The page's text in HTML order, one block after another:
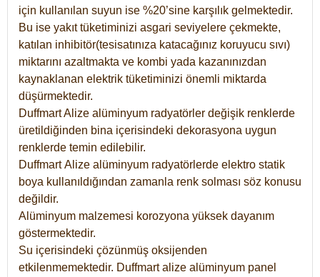
için kullanılan suyun ise %20’sine karşılık gelmektedir.
Bu ise yakıt tüketiminizi asgari seviyelere çekmekte,
katılan inhibitör(tesisatınıza katacağınız koruyucu sıvı)
miktarını azaltmakta ve kombi yada kazanınızdan
kaynaklanan elektrik tüketiminizi önemli miktarda
düşürmektedir.
Duffmart Alize alüminyum radyatörler değişik renklerde
üretildiğinden bina içerisindeki dekorasyona uygun
renklerde temin edilebilir.
DuffmartAlize alüminyum radyatörlerde elektro statik
boya kullanıldığından zamanla renk solması söz konusu
değildir.
Alüminyum malzemesi korozyona yüksek dayanım
göstermektedir.
Su içerisindeki çözünmüş oksijenden
etkilenmemektedir. Duffmart alize alüminyum panel